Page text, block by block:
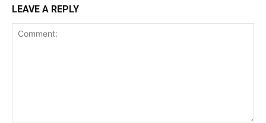
LEAVE A REPLY